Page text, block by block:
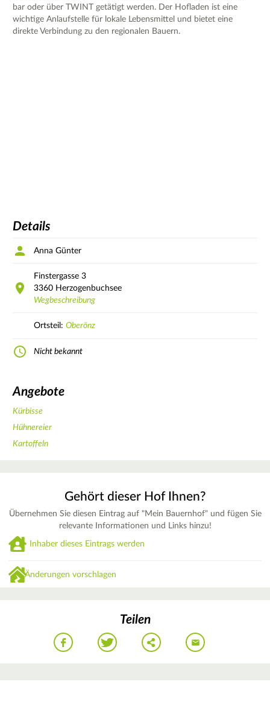
bar oder über TWINT getätigt werden. Der Hofladen ist eine
wichtige Anlaufstelle für lokale Lebensmittel und bietet eine
direkte Verbindung zu den regionalen Bauern.
Details
Anna Günter
Finstergasse 3
3360 Herzogenbuchsee
Wegbeschreibung
Ortsteil: Oberönz
Nicht bekannt
Angebote
Kürbisse
Hühnereier
Kartoffeln
Gehört dieser Hof Ihnen?
Übernehmen Sie diesen Eintrag auf "Mein Bauernhof" und fügen Sie
relevante Informationen und Links hinzu!
Inhaber dieses Eintrags werden
Änderungen vorschlagen
Teilen